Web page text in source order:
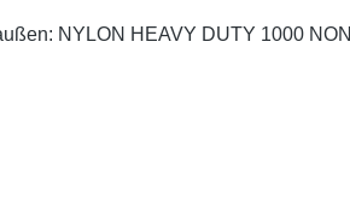
NYLON HEAVY DUTY 1000 NON